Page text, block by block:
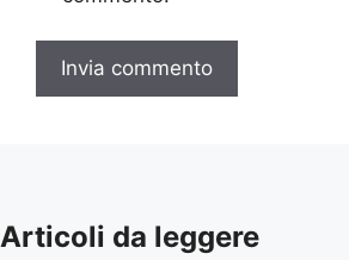
Articoli da leggere